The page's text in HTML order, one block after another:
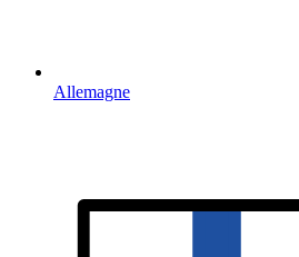
Allemagne